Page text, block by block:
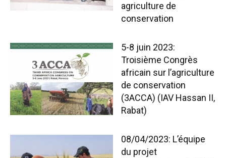
agriculture de
conservation
5-8 juin 2023:
Troisième Congrès
africain sur l’agriculture
de conservation
(3ACCA) (IAV Hassan II,
Rabat)
08/04/2023: L’équipe
du projet